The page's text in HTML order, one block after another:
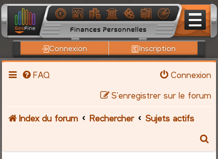
Connexion Inscription
FAQ
Connexion
S’enregistrer sur le forum
Index du forum Rechercher
Sujets actifs